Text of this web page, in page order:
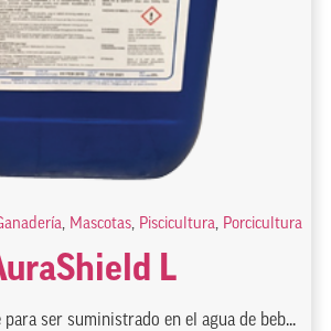
, Mascotas, Piscicultura, Porcicultura
L
ser suministrado en el agua de beb...